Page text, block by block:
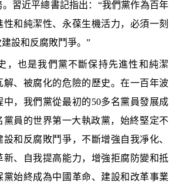
習近平總書記指出：“我們黨作為百年
性和純潔性、永葆生機活力，必須一刻
設和反腐敗鬥爭。”
也是我們黨不斷保持先進性和純潔
解、被腐化的危險的歷史。在一百年波
中，我們黨從最初的50多名黨員發展成
黨員的世界第一大執政黨，始終堅定不
和反腐敗鬥爭，不斷增強自我凈化、
新、自我提高能力，增強拒腐防變和抵
黨始終成為中國革命、建設和改革事業